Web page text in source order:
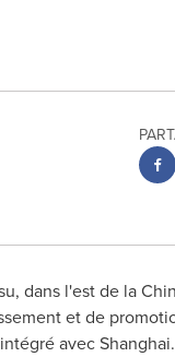
, dans l'est de la
et de
avecShanghai.